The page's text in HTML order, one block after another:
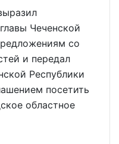
Чеченской
со
и передал
Республики
посетить
областное